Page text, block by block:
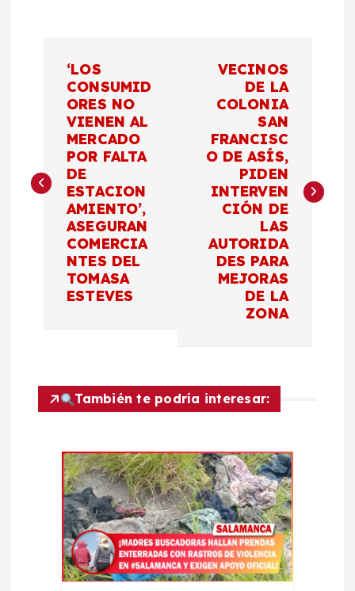
e
n
‘LOS
CONSUMID
ORES NO
VIENEN AL
MERCADO
POR FALTA
DE
ESTACION
AMIENTO’,
ASEGURAN
COMERCIA
NTES DEL
TOMASA
ESTEVES
VECINOS
DE LA
COLONIA
SAN
FRANCISC
O DE ASÍS,
PIDEN
INTERVEN
CIÓN DE
LAS
AUTORIDA
DES PARA
MEJORAS
DE LA
ZONA
También te podría interesar: